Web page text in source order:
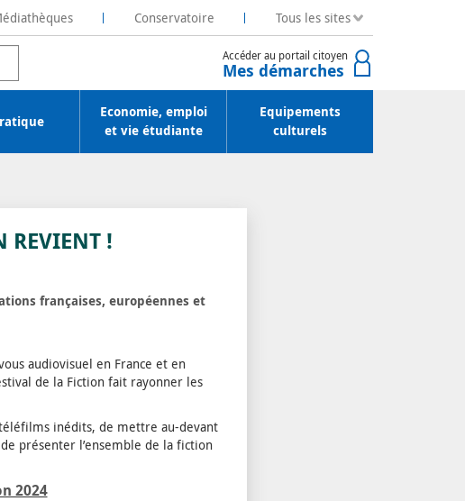
Conservatoire Tous les sites
Accéder au portail citoyen
Mes démarches
Economie, emploi
et vie étudiante
Equipements
culturels
REVIENT !
françaises, européennes et
audiovisuel en France et en
de la Fiction fait rayonner les
inédits, de mettre au-devant
présenter l’ensemble de la fiction
2024